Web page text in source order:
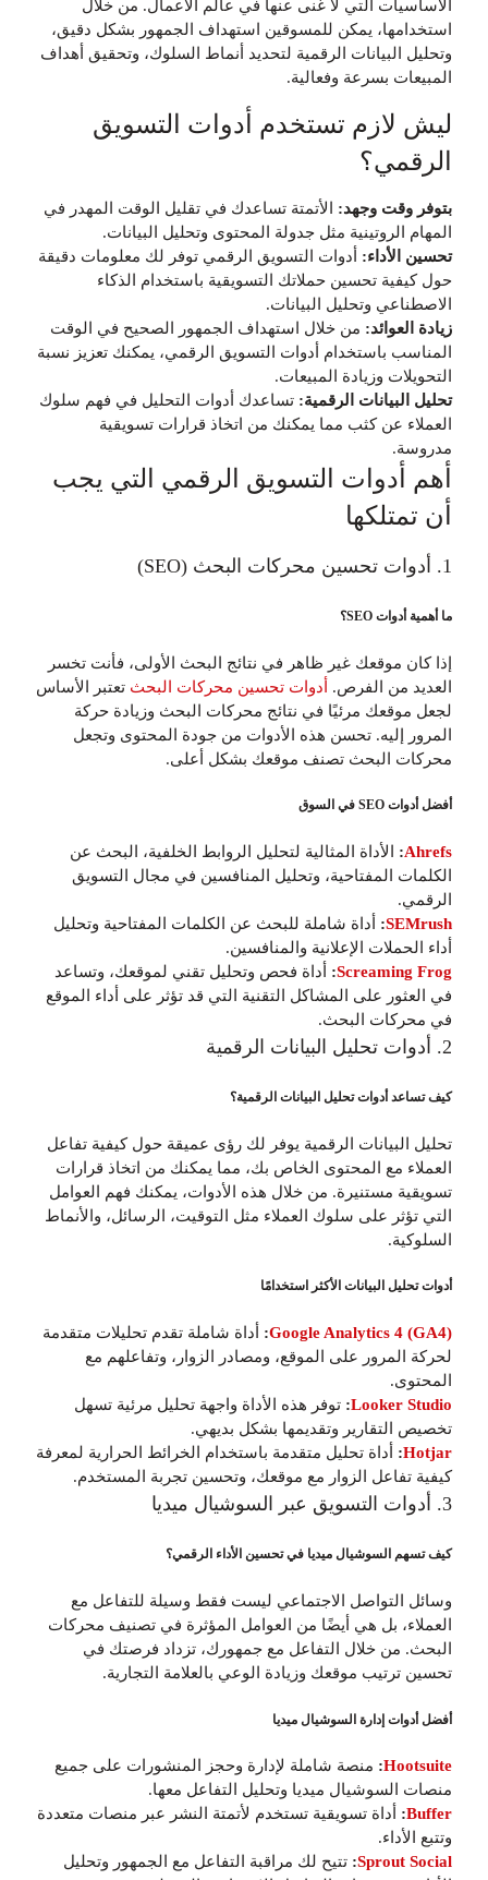
الأساسيات التي لا غنى عنها في عالم الأعمال. من خلال
استخدامها، يمكن للمسوقين استهداف الجمهور بشكل دقيق،
وتحليل البيانات الرقمية لتحديد أنماط السلوك، وتحقيق أهداف
المبيعات بسرعة وفعالية.
ليش لازم تستخدم أدوات التسويق
الرقمي؟
بتوفر وقت وجهد: الأتمتة تساعدك في تقليل الوقت المهدر في
المهام الروتينية مثل جدولة المحتوى وتحليل البيانات.
تحسين الأداء: أدوات التسويق الرقمي توفر لك معلومات دقيقة
حول كيفية تحسين حملاتك التسويقية باستخدام الذكاء
الاصطناعي وتحليل البيانات.
زيادة العوائد: من خلال استهداف الجمهور الصحيح في الوقت
المناسب باستخدام أدوات التسويق الرقمي، يمكنك تعزيز نسبة
التحويلات وزيادة المبيعات.
تحليل البيانات الرقمية: تساعدك أدوات التحليل في فهم سلوك
العملاء عن كثب مما يمكنك من اتخاذ قرارات تسويقية
مدروسة.
أهم أدوات التسويق الرقمي التي يجب
أن تمتلكها
1. أدوات تحسين محركات البحث (SEO)
ما أهمية أدوات SEO؟
إذا كان موقعك غير ظاهر في نتائج البحث الأولى، فأنت تخسر
العديد من الفرص. أدوات تحسين محركات البحث تعتبر الأساس
لجعل موقعك مرئيًا في نتائج محركات البحث وزيادة حركة
المرور إليه. تحسن هذه الأدوات من جودة المحتوى وتجعل
محركات البحث تصنف موقعك بشكل أعلى.
أفضل أدوات SEO في السوق
Ahrefs
: الأداة المثالية لتحليل الروابط الخلفية، البحث عن
الكلمات المفتاحية، وتحليل المنافسين في مجال التسويق
الرقمي.
SEMrush
: أداة شاملة للبحث عن الكلمات المفتاحية وتحليل
أداء الحملات الإعلانية والمنافسين.
Screaming Frog
: أداة فحص وتحليل تقني لموقعك، وتساعد
في العثور على المشاكل التقنية التي قد تؤثر على أداء الموقع
في محركات البحث.
2. أدوات تحليل البيانات الرقمية
كيف تساعد أدوات تحليل البيانات الرقمية؟
تحليل البيانات الرقمية يوفر لك رؤى عميقة حول كيفية تفاعل
العملاء مع المحتوى الخاص بك، مما يمكنك من اتخاذ قرارات
تسويقية مستنيرة. من خلال هذه الأدوات، يمكنك فهم العوامل
التي تؤثر على سلوك العملاء مثل التوقيت، الرسائل، والأنماط
السلوكية.
أدوات تحليل البيانات الأكثر استخدامًا
Google Analytics 4 (GA4)
: أداة شاملة تقدم تحليلات متقدمة
لحركة المرور على الموقع، ومصادر الزوار، وتفاعلهم مع
المحتوى.
Looker Studio
: توفر هذه الأداة واجهة تحليل مرئية تسهل
تخصيص التقارير وتقديمها بشكل بديهي.
Hotjar
: أداة تحليل متقدمة باستخدام الخرائط الحرارية لمعرفة
كيفية تفاعل الزوار مع موقعك، وتحسين تجربة المستخدم.
3. أدوات التسويق عبر السوشيال ميديا
كيف تسهم السوشيال ميديا في تحسين الأداء الرقمي؟
وسائل التواصل الاجتماعي ليست فقط وسيلة للتفاعل مع
العملاء، بل هي أيضًا من العوامل المؤثرة في تصنيف محركات
البحث. من خلال التفاعل مع جمهورك، تزداد فرصتك في
تحسين ترتيب موقعك وزيادة الوعي بالعلامة التجارية.
أفضل أدوات إدارة السوشيال ميديا
Hootsuite
: منصة شاملة لإدارة وحجز المنشورات على جميع
منصات السوشيال ميديا وتحليل التفاعل معها.
Buffer
: أداة تسويقية تستخدم لأتمتة النشر عبر منصات متعددة
وتتبع الأداء.
Sprout Social
: تتيح لك مراقبة التفاعل مع الجمهور وتحليل